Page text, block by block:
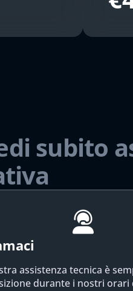
subito
assistenza tecnica è
durante i nostri orari